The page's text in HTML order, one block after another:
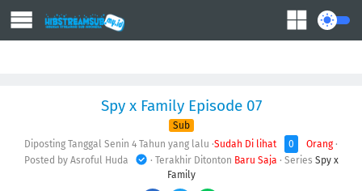
Spy x Family Episode 07
Sub
Diposting Tanggal Senin 4 Tahun yang lalu ·Sudah Di lihat 0 Orang ·
Posted by Asroful Huda
· Terakhir Ditonton Baru Saja · Series Spy x
Family